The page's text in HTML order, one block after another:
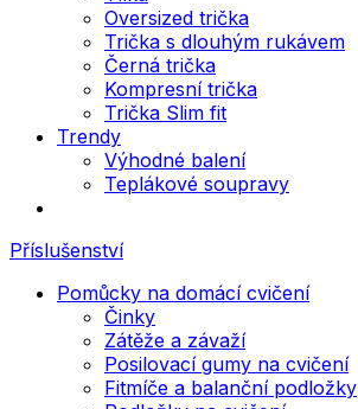
Oversized trička
Trička s dlouhým rukávem
Černá trička
Kompresní trička
Trička Slim fit
Trendy
Výhodné balení
Teplákové soupravy
Příslušenství
Pomůcky na domácí cvičení
Činky
Zátěže a závaží
Posilovací gumy na cvičení
Fitmíče a balanční podložky